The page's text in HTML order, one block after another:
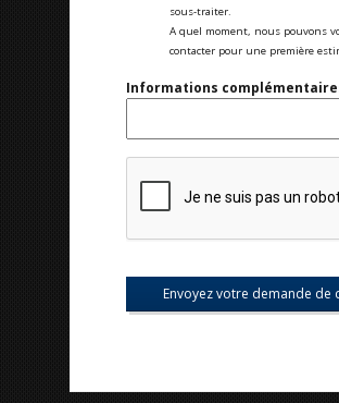
sous-traiter.
A quel moment, nous pouvons
contacter pour une première
Informations